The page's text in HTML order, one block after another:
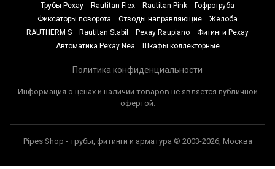
Трубы Рехау Rautitan Flex Rautitan Pink
Гофротруба
Фиксаторы поворота
Отводы направляющие
Желоба
RAUTHERM S
Rautitan Stabil Рехау Raupiano
Фитинги Рехау
Автоматика Рехау Nea
Шкафы коллекторные
Политика конфиденциальности
Информация о ценах и наличии товаров не является публичной
офертой.
Pipes Shop - трубы, фитинги и арматура © 2003-2026, Москва